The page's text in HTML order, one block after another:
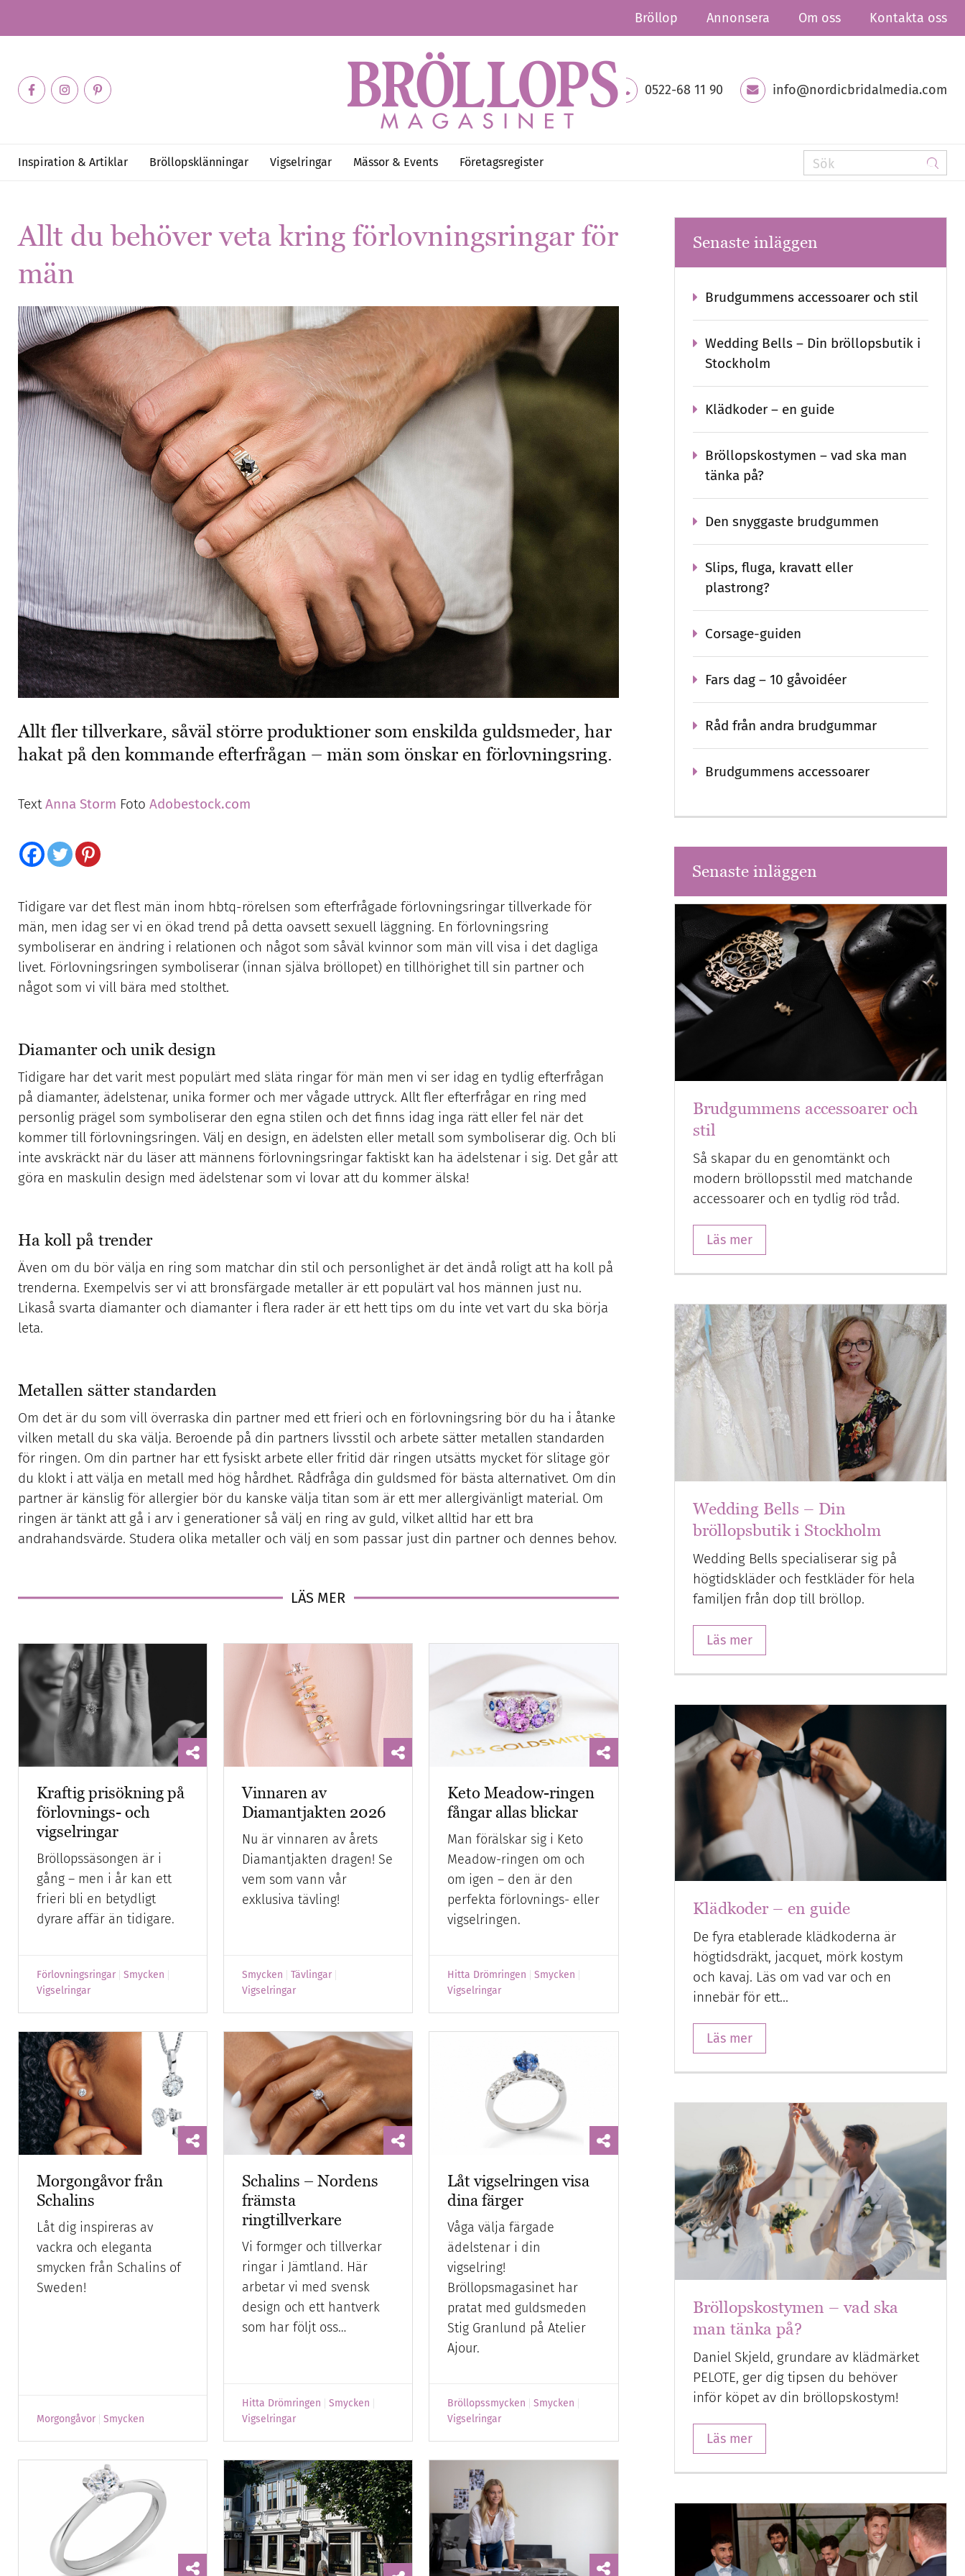
Bröllop Annonsera Om oss Kontakta oss
0522-68 11 90 info@nordicbridalmedia.com
Inspiration & Artiklar Bröllopsklänningar Vigselringar Mässor & Events Företagsregister
Allt du behöver veta kring förlovningsringar för
män
Allt fler tillverkare, såväl större produktioner som enskilda guldsmeder, har
hakat på den kommande efterfrågan – män som önskar en förlovningsring.
TextAnna Storm Foto Adobestock.com
Tidigare var det flest män inom hbtq-rörelsen som efterfrågade förlovningsringar tillverkade för
män, men idag ser vi en ökad trend på detta oavsett sexuell läggning. En förlovningsring
symboliserar en ändring i relationen och något som såväl kvinnor som män vill visa i det dagliga
livet. Förlovningsringen symboliserar (innan själva bröllopet) en tillhörighet till sin partner och
något som vi vill bära med stolthet.
Diamanter och unik design
Tidigare har det varit mest populärt med släta ringar för män men vi ser idag en tydlig efterfrågan
på diamanter, ädelstenar, unika former och mer vågade uttryck. Allt fler efterfrågar en ring med
personlig prägel som symboliserar den egna stilen och det finns idag inga rätt eller fel när det
kommer till förlovningsringen. Välj en design, en ädelsten eller metall som symboliserar dig. Och bli
inte avskräckt när du läser att männens förlovningsringar faktiskt kan ha ädelstenar i sig. Det går att
göra en maskulin design med ädelstenar som vi lovar att du kommer älska!
Ha koll på trender
Även om du bör välja en ring som matchar din stil och personlighet är det ändå roligt att ha koll på
trenderna. Exempelvis ser vi att bronsfärgade metaller är ett populärt val hos männen just nu.
Likaså svarta diamanter och diamanter i flera rader är ett hett tips om du inte vet vart du ska börja
leta.
Metallen sätter standarden
Om det är du som vill överraska din partner med ett frieri och en förlovningsring bör du ha i åtanke
vilken metall du ska välja. Beroende på din partners livsstil och arbete sätter metallen standarden
för ringen. Om din partner har ett fysiskt arbete eller fritid där ringen utsätts mycket för slitage gör
du klokt i att välja en metall med hög hårdhet. Rådfråga din guldsmed för bästa alternativet. Om din
partner är känslig för allergier bör du kanske välja titan som är ett mer allergivänligt material. Om
ringen är tänkt att gå i arv i generationer så välj en ring av guld, vilket alltid har ett bra
andrahandsvärde. Studera olika metaller och välj en som passar just din partner och dennes behov.
LÄS MER
Kraftig prisökning på
förlovnings- och
vigselringar
Bröllopssäsongen är i
gång – men i år kan ett
frieri bli en betydligt
dyrare affär än tidigare.
Förlovningsringar
Smycken
Vigselringar
Vinnaren av
Diamantjakten 2026
Nu är vinnaren av årets
Diamantjakten dragen! Se
vem som vann vår
exklusiva tävling!
Smycken
Tävlingar
Vigselringar
Keto Meadow-ringen
fångar allas blickar
Man förälskar sig i Keto
Meadow-ringen om och
om igen – den är den
perfekta förlovnings- eller
vigselringen.
Hitta Drömringen
Smycken
Vigselringar
Morgongåvor från
Schalins
Låt dig inspireras av
vackra och eleganta
smycken från Schalins of
Sweden!
Morgongåvor Smycken
Schalins – Nordens
främsta
ringtillverkare
Vi formger och tillverkar
ringar i Jämtland. Här
arbetar vi med svensk
design och ett hantverk
som har följt oss…
Hitta Drömringen
Smycken
Vigselringar
Låt vigselringen visa
dina färger
Våga välja färgade
ädelstenar i din
vigselring!
Bröllopsmagasinet har
pratat med guldsmeden
Stig Granlund på Atelier
Ajour.
Bröllopssmycken
Smycken
Vigselringar
Senaste inläggen
Brudgummens accessoarer och stil
Wedding Bells – Din bröllopsbutik i
Stockholm
Klädkoder – en guide
Bröllopskostymen – vad ska man
tänka på?
Den snyggaste brudgummen
Slips, fluga, kravatt eller
plastrong?
Corsage-guiden
Fars dag – 10 gåvoidéer
Råd från andra brudgummar
Brudgummens accessoarer
Senaste inläggen
Brudgummens accessoarer och
stil
Så skapar du en genomtänkt och
modern bröllopsstil med matchande
accessoarer och en tydlig röd tråd.
Läs mer
Wedding Bells – Din
bröllopsbutik i Stockholm
Wedding Bells specialiserar sig på
högtidskläder och festkläder för hela
familjen från dop till bröllop.
Läs mer
Klädkoder – en guide
De fyra etablerade klädkoderna är
högtidsdräkt, jacquet, mörk kostym
och kavaj. Läs om vad var och en
innebär för ett…
Läs mer
Bröllopskostymen – vad ska
man tänka på?
Daniel Skjeld, grundare av klädmärket
PELOTE, ger dig tipsen du behöver
inför köpet av din bröllopskostym!
Läs mer